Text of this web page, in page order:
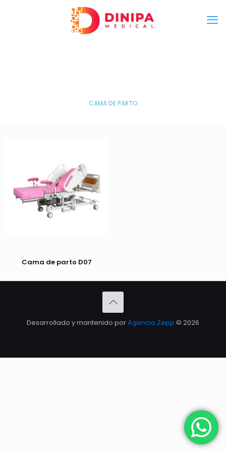
CAMA DE PARTO
Cama de parto D07
Desarrollado y mantenido porAgencia Zepp © 2026